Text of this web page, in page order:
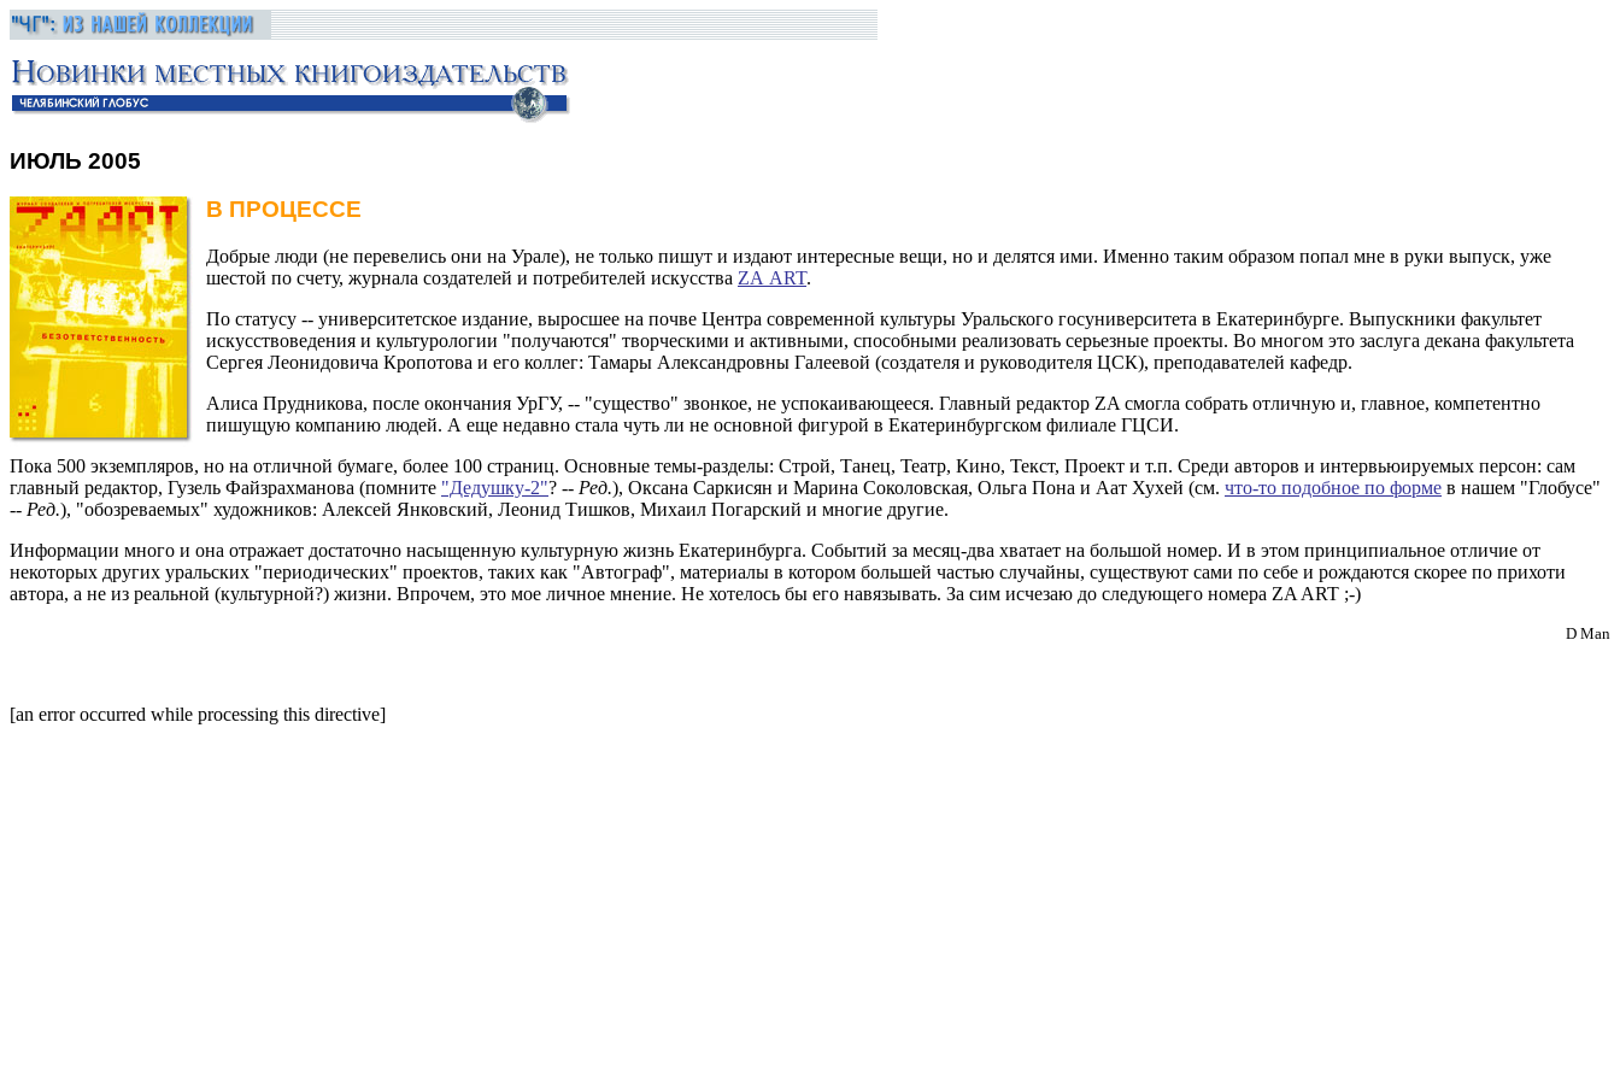
ИЮЛЬ 2005
В ПРОЦЕССЕ
Добрые люди (не перевелись они на Урале), не только пишут и издают интересные вещи, но и делятся ими. Именно таким образом попал мне в руки выпуск, уже
шестой по счету, журнала создателей и потребителей искусства ZA ART.
По статусу -- университетское издание, выросшее на почве Центра современной культуры Уральского госуниверситета в Екатеринбурге. Выпускники факультет
искусствоведения и культурологии "получаются" творческими и активными, способными реализовать серьезные проекты. Во многом это заслуга декана факультета
Сергея Леонидовича Кропотова и его коллег: Тамары Александровны Галеевой (создателя и руководителя ЦСК), преподавателей кафедр.
Алиса Прудникова, после окончания УрГУ, -- "существо" звонкое, не успокаивающееся. Главный редактор ZA смогла собрать отличную и, главное, компетентно
пишущую компанию людей. А еще недавно стала чуть ли не основной фигурой в Екатеринбургском филиале ГЦСИ.
Пока 500 экземпляров, но на отличной бумаге, более 100 страниц. Основные темы-разделы: Строй, Танец, Театр, Кино, Текст, Проект и т.п. Среди авторов и интервьюируемых персон: сам
главный редактор, Гузель Файзрахманова (помните "Дедушку-2"? -- Ред.), Оксана Саркисян и Марина Соколовская, Ольга Пона и Аат Хухей (см. что-то подобное по форме в нашем "Глобусе"
-- Ред.), "обозреваемых" художников: Алексей Янковский, Леонид Тишков, Михаил Погарский и многие другие.
Информации много и она отражает достаточно насыщенную культурную жизнь Екатеринбурга. Событий за месяц-два хватает на большой номер. И в этом принципиальное отличие от
некоторых других уральских "периодических" проектов, таких как "Автограф", материалы в котором большей частью случайны, существуют сами по себе и рождаются скорее по прихоти
автора, а не из реальной (культурной?) жизни. Впрочем, это мое личное мнение. Не хотелось бы его навязывать. За сим исчезаю до следующего номера ZA ART ;-)
D Man
[an error occurred while processing this directive]